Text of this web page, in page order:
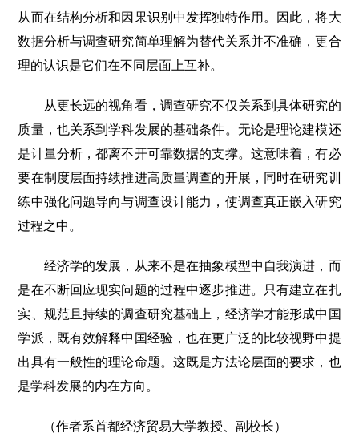
从而在结构分析和因果识别中发挥独特作用。因此，将大
数据分析与调查研究简单理解为替代关系并不准确，更合
理的认识是它们在不同层面上互补。
从更长远的视角看，调查研究不仅关系到具体研究的
质量，也关系到学科发展的基础条件。无论是理论建模还
是计量分析，都离不开可靠数据的支撑。这意味着，有必
要在制度层面持续推进高质量调查的开展，同时在研究训
练中强化问题导向与调查设计能力，使调查真正嵌入研究
过程之中。
经济学的发展，从来不是在抽象模型中自我演进，而
是在不断回应现实问题的过程中逐步推进。只有建立在扎
实、规范且持续的调查研究基础上，经济学才能形成中国
学派，既有效解释中国经验，也在更广泛的比较视野中提
出具有一般性的理论命题。这既是方法论层面的要求，也
是学科发展的内在方向。
（作者系首都经济贸易大学教授、副校长）